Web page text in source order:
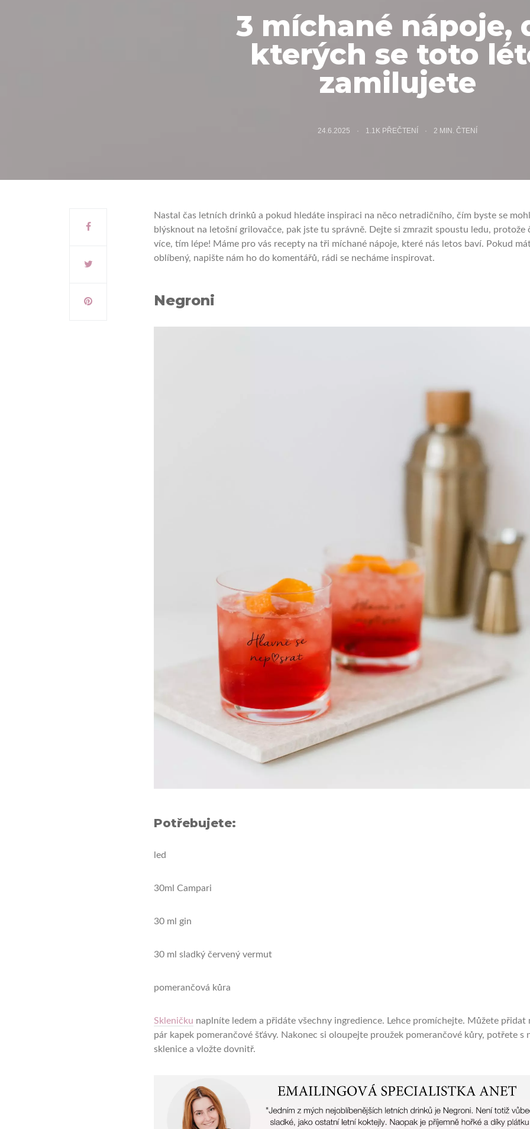
3 míchané nápoje,
kterých se toto
zamilujete
24.6.2025 1.1K PŘEČTENÍ 2 MIN. ČTENÍ
Nastal čas letních drinků a pokud hledáte inspiraci na něco netradičního, čím byste se
blýsknout na letošní grilovačce, pak jste tu správně. Dejte si zmrazit spoustu ledu, protože
více, tím lépe! Máme pro vás recepty na tři míchané nápoje, které nás letos baví. Pokud
oblíbený, napište nám ho do komentářů, rádi se necháme inspirovat.
Negroni
Potřebujete:
led
30ml Campari
30 ml gin
30 ml sladký červený vermut
pomerančová kůra
Skleničku naplníte ledem a přidáte všechny ingredience. Lehce promíchejte. Můžete přidat
pár kapek pomerančové šťávy. Nakonec si oloupejte proužek pomerančové kůry, potřete s
sklenice a vložte dovnitř.